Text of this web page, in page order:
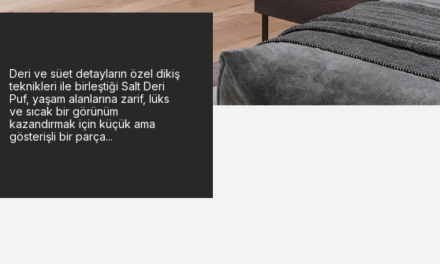
Deri ve süet detayların özel dikiş
teknikleri ile birleştiği Salt Deri
Puf, yaşam alanlarına zarif, lüks
ve sıcak bir görünüm
kazandırmak için küçük ama
gösterişli bir parça...